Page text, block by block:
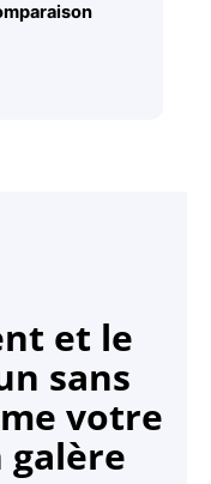
et le
sans
votre